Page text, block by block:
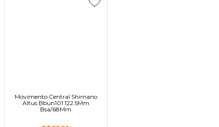
Movimento Central Shimano
Altus Bbun101 122.5Mm
Bsa/68Mm